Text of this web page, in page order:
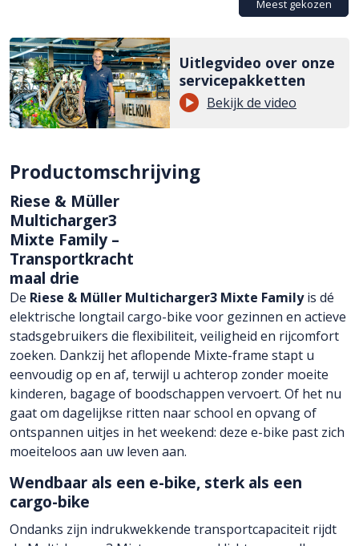
Uitlegvideo over onze
servicepakketten
Bekijk de video
Productomschrijving
Riese & Müller
Multicharger3
Mixte Family –
Transportkracht
maal drie
De Riese & Müller Multicharger3 Mixte Familyis dé
elektrische longtail cargo-bike voor gezinnen en actieve
stadsgebruikers die flexibiliteit, veiligheid en rijcomfort
zoeken. Dankzij het aflopende Mixte-frame stapt u
eenvoudig op en af, terwijl u achterop zonder moeite
kinderen, bagage of boodschappen vervoert. Of het nu
gaat om dagelijkse ritten naar school en opvang of
ontspannen uitjes in het weekend: deze e-bike past zich
moeiteloos aan uw leven aan.
Wendbaar als een e-bike, sterk als een
cargo-bike
Ondanks zijn indrukwekkende transportcapaciteit rijdt